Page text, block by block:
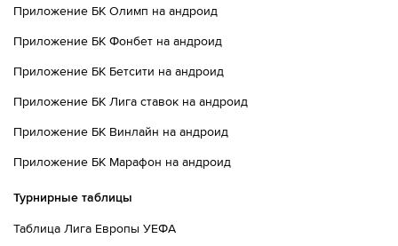
угловой слева.
Хорошую попытку сделал Дониэлл Мален. Удар в
створ, но вратарь начеку
73´ Никколо Пизилли наносит неточный удар по воротам,
мяч в метрах проходит от штанги
74´
Тактическая замена. Эмануэле Валери уходит с
поля и его заменяет Sascha Britschgi
Приложение БК Олимп на андроид
Приложение БК Фонбет на андроид
Приложение БК Бетсити на андроид
Приложение БК Лига ставок на андроид
Приложение БК Винлайн на андроид
Приложение БК Марафон на андроид
Турнирные таблицы
Таблица Лига Европы УЕФА